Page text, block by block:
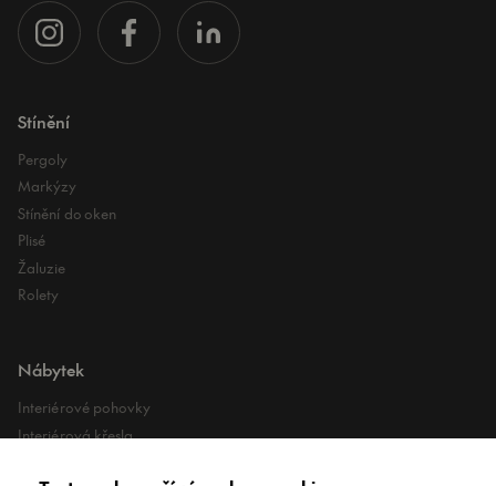
Stínění
Pergoly
Markýzy
Stínění do oken
Plisé
Žaluzie
Rolety
Nábytek
Interiérové pohovky
Interiérová křesla